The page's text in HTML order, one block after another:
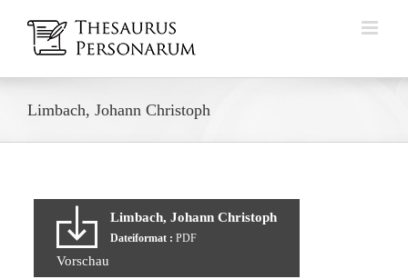
Inhalt
springen
Limbach, Johann Christoph
Limbach, Johann Christoph
Dateiformat : PDF
Vorschau